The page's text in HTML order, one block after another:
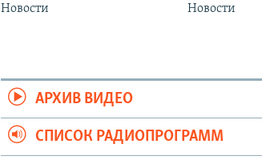
Новости Новости
АРХИВ ВИДЕО
СПИСОК РАДИОПРОГРАММ